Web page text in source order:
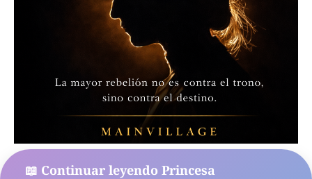
📖 Continuar leyendo Princesa